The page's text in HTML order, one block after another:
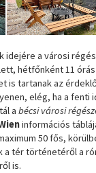
idejére a városi
hétfőnként 11
is tartanak az
elég, ha a fenti
abécsi városi
információs
50 fős,
a tér történetéről a
is.